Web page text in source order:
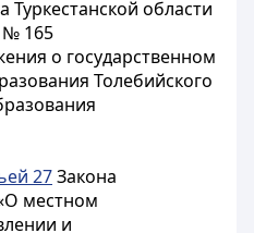
Туркестанской области
№ 165
о государственном
Толебийского
27Закона
местном
и